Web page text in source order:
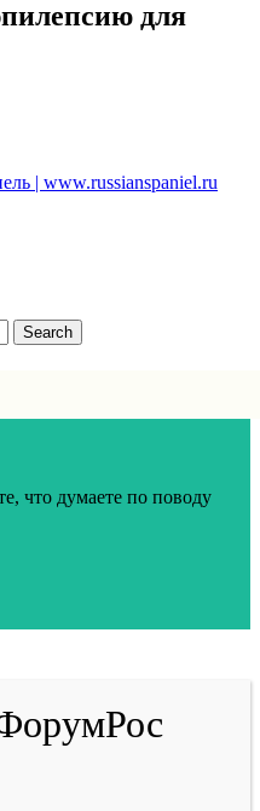
для
| www.russianspaniel.ru
Search
что думаете по поводу